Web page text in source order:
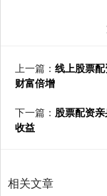
上一篇： 线上股票
财富倍增
下一篇： 股票配资
收益
相关文章